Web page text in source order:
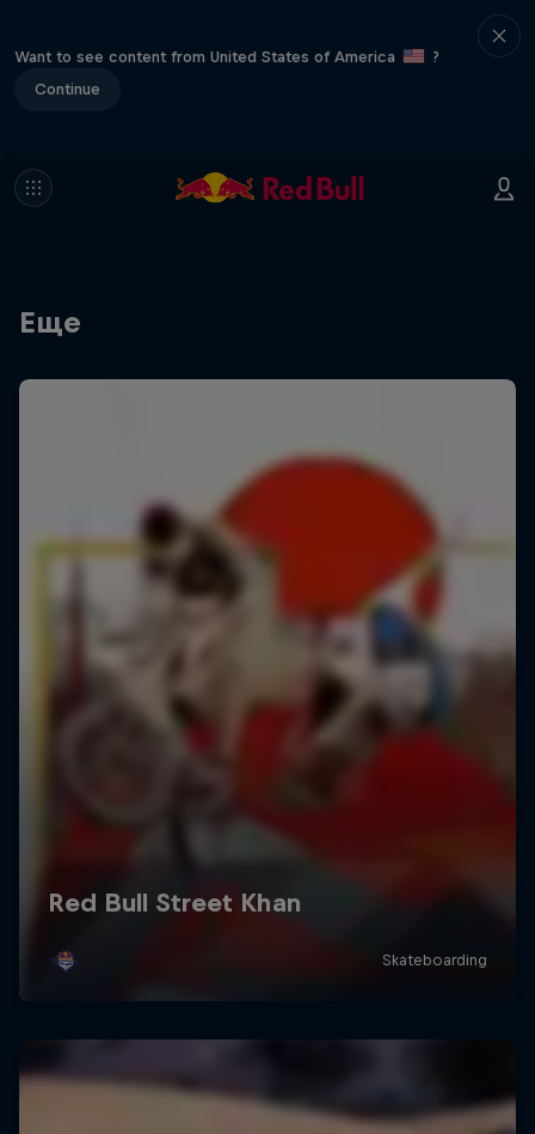
Want to see content from United States of America
?
Continue
Еще